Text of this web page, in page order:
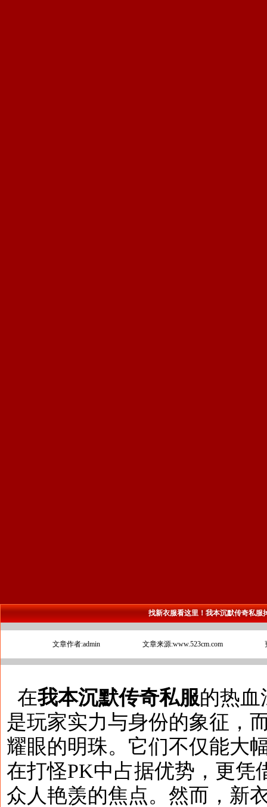
找新衣服看这里！我本沉默传奇私服
文章作者:admin 文章来源:www.523cm.com
在我本沉默传奇私服的热血
是玩家实力与身份的象征，
耀眼的明珠。它们不仅能大
在打怪PK中占据优势，更凭
众人艳羡的焦点。然而，新